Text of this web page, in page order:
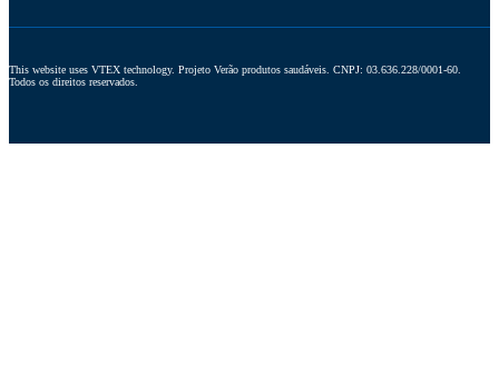
This website uses VTEX technology. Projeto Verão produtos saudáveis. CNPJ: 03.636.228/0001-60.
Todos os direitos reservados.